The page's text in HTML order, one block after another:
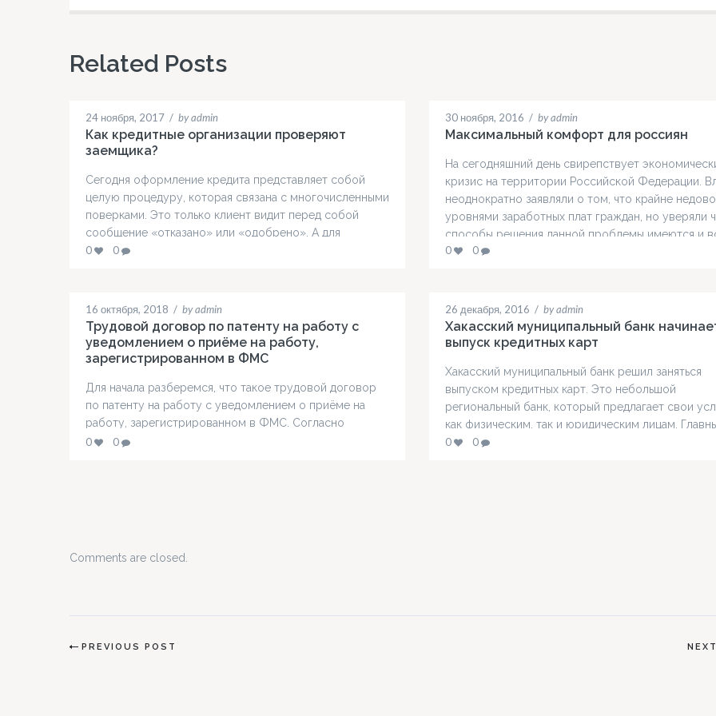
Related Posts
24 ноября, 2017 / by admin
Как кредитные организации проверяют
заемщика?
Сегодня оформление кредита представляет собой
целую процедуру, которая связана с многочисленными
поверками. Это только клиент видит перед собой
сообщение «отказано» или «одобрено». А для
кредитно-финансовой организации это колоссальная
проверка клиентов состоит из нескольких этапов, к
которым относятся: скоринг; изучение кредитной
истории; проверка документации….
0 0
30 ноября, 2016 / by admin
Максимальный комфорт для россиян
На сегодняшний день свирепствует
кризис на территории Российской Федерации.
неоднократно заявляли о том, что крайне
уровнями заработных плат граждан, но уверяли
способы решения данной проблемы имеются и
ситуация более-менее стабилизируется. Что
большинство всё же умудряется…
0 0
16 октября, 2018 / by admin
Трудовой договор по патенту на работу с
уведомлением о приёме на работу,
зарегистрированном в ФМС
Для начала разберемся, что такое трудовой договор
по патенту на работу с уведомлением о приёме на
работу, зарегистрированном в ФМС. Согласно
законодательству, такой документ должен быть у
0 0
26 декабря, 2016 / by admin
Хакасский муниципальный банк
выпуск кредитных карт
Хакасский муниципальный банк решил заняться
выпуском кредитных карт. Это небольшой
региональный банк, который предлагает свои
как физическим, так и юридическим лицам.
источниками фонда являются средства клиентов
0 0
Comments are closed.
PREVIOUS POST